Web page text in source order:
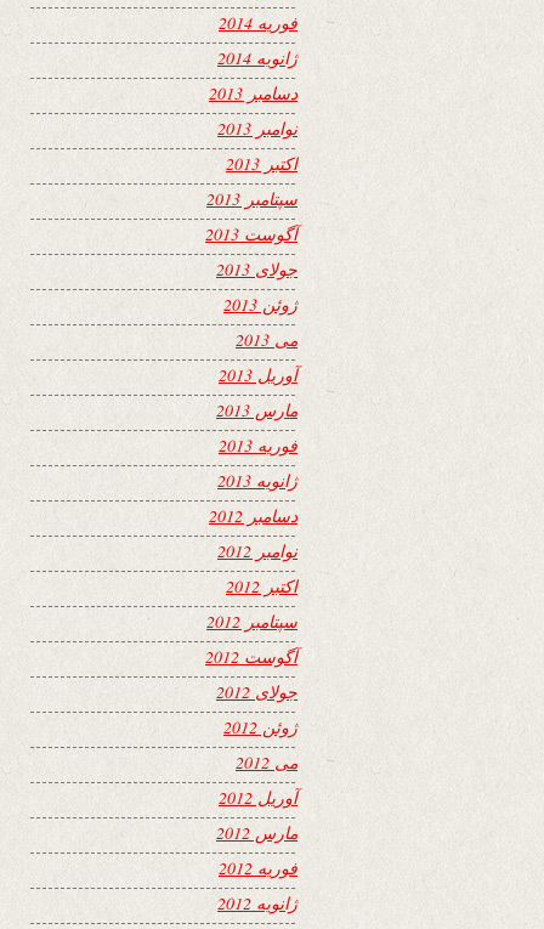
فوریه 2014
ژانویه 2014
دسامبر 2013
نوامبر 2013
اکتبر 2013
سپتامبر 2013
آگوست 2013
جولای 2013
ژوئن 2013
می 2013
آوریل 2013
مارس 2013
فوریه 2013
ژانویه 2013
دسامبر 2012
نوامبر 2012
اکتبر 2012
سپتامبر 2012
آگوست 2012
جولای 2012
ژوئن 2012
می 2012
آوریل 2012
مارس 2012
فوریه 2012
ژانویه 2012